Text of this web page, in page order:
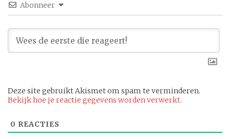
Abonneer
Deze site gebruikt Akismet om spam te verminderen.
Bekijk hoe je reactie gegevens worden verwerkt.
0 REACTIES